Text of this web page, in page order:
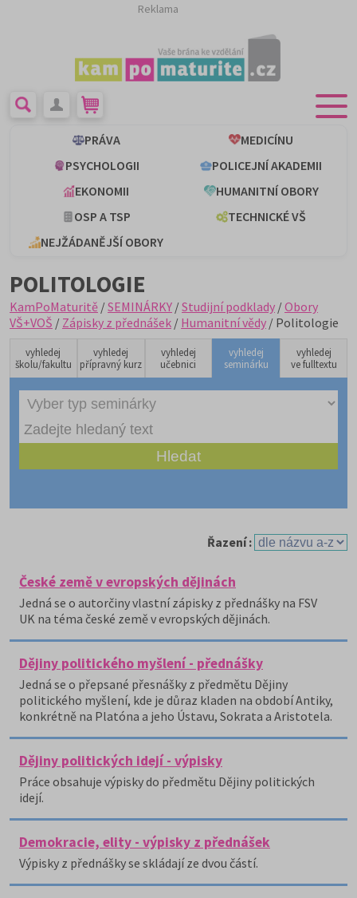
Reklama
PRÁVA
MEDICÍNU
PSYCHOLOGII
POLICEJNÍ AKADEMII
EKONOMII
HUMANITNÍ OBORY
OSP A TSP
TECHNICKÉ VŠ
NEJŽÁDANĚJŠÍ OBORY
POLITOLOGIE
KamPoMaturitě /SEMINÁRKY /Studijní podklady /Obory
VŠ+VOŠ / Zápisky z přednášek / Humanitní vědy / Politologie
vyhledej
školu/fakultu
vyhledej
přípravný kurz
vyhledej
učebnici
vyhledej
seminárku
vyhledej
ve fulltextu
Řazení :
České země v evropských dějinách
Jedná se o autorčiny vlastní zápisky z přednášky na FSV
UK na téma české země v evropských dějinách.
Dějiny politického myšlení - přednášky
Jedná se o přepsané přesnášky z předmětu Dějiny
politického myšlení, kde je důraz kladen na období Antiky,
konkrétně na Platóna a jeho Ústavu, Sokrata a Aristotela.
Dějiny politických idejí - výpisky
Práce obsahuje výpisky do předmětu Dějiny politických
idejí.
Demokracie, elity - výpisky z přednášek
Výpisky z přednášky se skládají ze dvou částí.